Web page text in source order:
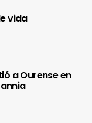
vida
a Ourense en